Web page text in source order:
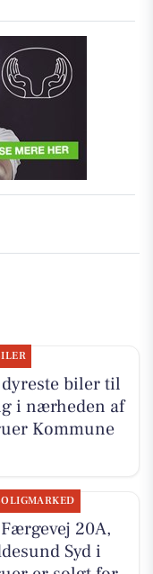
dyreste biler til
i nærheden af
Kommune
20A,
Syd i